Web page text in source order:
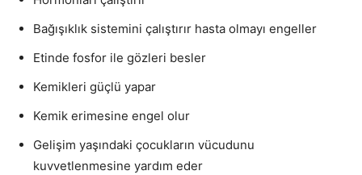
Bağışıklık sistemini çalıştırır hasta olmayı engeller
Etinde fosfor ile gözleri besler
Kemikleri güçlü yapar
Kemik erimesine engel olur
Gelişim yaşındaki çocukların vücudunu
kuvvetlenmesine yardım eder